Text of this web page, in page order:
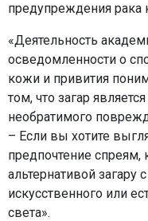
предупреждения рака
«Деятельность
осведомленности о
кожи и привития
том, что загар
необратимого
– Если вы хотите
предпочтение спреям,
альтернативой загару
искусственного или
света».